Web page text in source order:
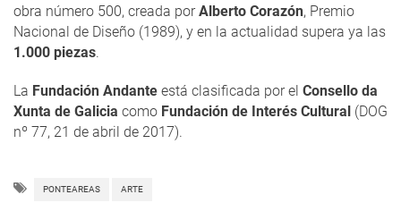
obra número 500, creada porAlberto Corazón, Premio
Nacional de Diseño (1989), y en la actualidad supera ya las
1.000 piezas.
La Fundación Andante está clasificada por el Consello da
Xunta de Galicia como Fundación de Interés Cultural (DOG
nº 77, 21 de abril de 2017).
PONTEAREAS ARTE